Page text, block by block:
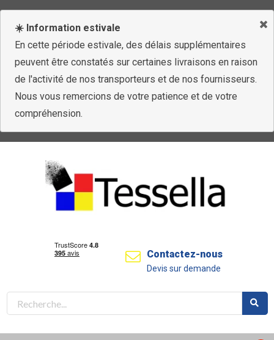
☀️ Information estivale
En cette période estivale, des délais supplémentaires
peuvent être constatés sur certaines livraisons en raison
de l'activité de nos transporteurs et de nos fournisseurs.
Nous vous remercions de votre patience et de votre
compréhension.
Contactez-nous
Devis sur demande